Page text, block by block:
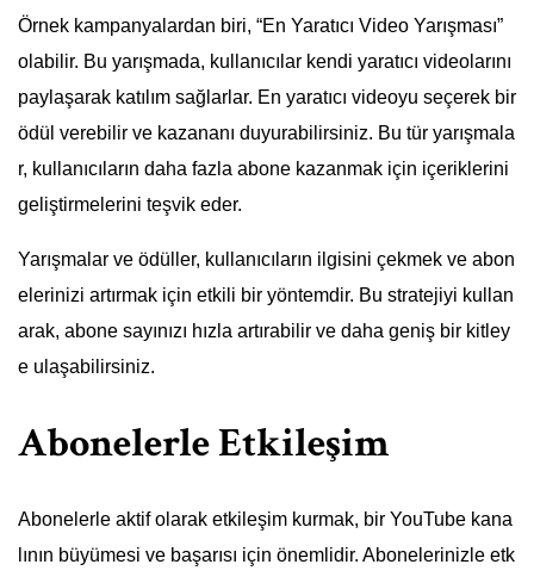
Örnek kampanyalardan biri, “En Yaratıcı Video Yarışması”
olabilir. Bu yarışmada, kullanıcılar kendi yaratıcı videolarını
paylaşarak katılım sağlarlar. En yaratıcı videoyu seçerek bir
ödül verebilir ve kazananı duyurabilirsiniz. Bu tür yarışmala
r, kullanıcıların daha fazla abone kazanmak için içeriklerini
geliştirmelerini teşvik eder.
Yarışmalar ve ödüller, kullanıcıların ilgisini çekmek ve abon
elerinizi artırmak için etkili bir yöntemdir. Bu stratejiyi kullan
arak, abone sayınızı hızla artırabilir ve daha geniş bir kitley
e ulaşabilirsiniz.
Abonelerle Etkileşim
Abonelerle aktif olarak etkileşim kurmak, bir YouTube kana
lının büyümesi ve başarısı için önemlidir. Abonelerinizle etk